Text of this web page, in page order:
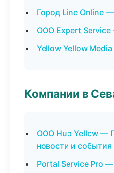
Город Line Online
ООО Expert Service
Yellow Yellow
Компании в
ООО Hub Yellow —
новости и события
Portal Service Pro